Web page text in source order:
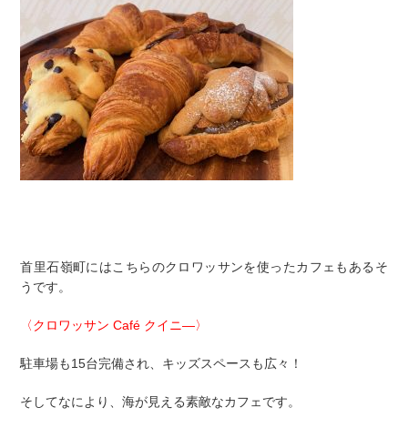
首里石嶺町にはこちらのクロワッサンを使ったカフェもあるそ
うです。
〈クロワッサン Café クイニ―〉
駐車場も15台完備され、キッズスペースも広々！
そしてなにより、海が見える素敵なカフェです。